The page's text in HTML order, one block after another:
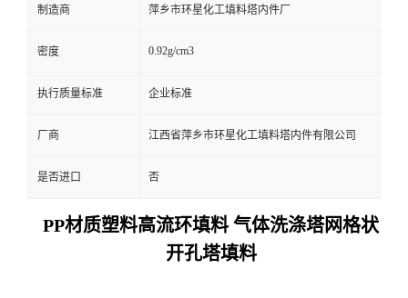
制造商 萍乡市环星化工填料塔内件厂
密度 0.92g/cm3
执行质量标准 企业标准
厂商 江西省萍乡市环星化工填料塔内件有限公司
是否进口 否
PP材质塑料高流环填料 气体洗涤塔网格状
开孔塔填料